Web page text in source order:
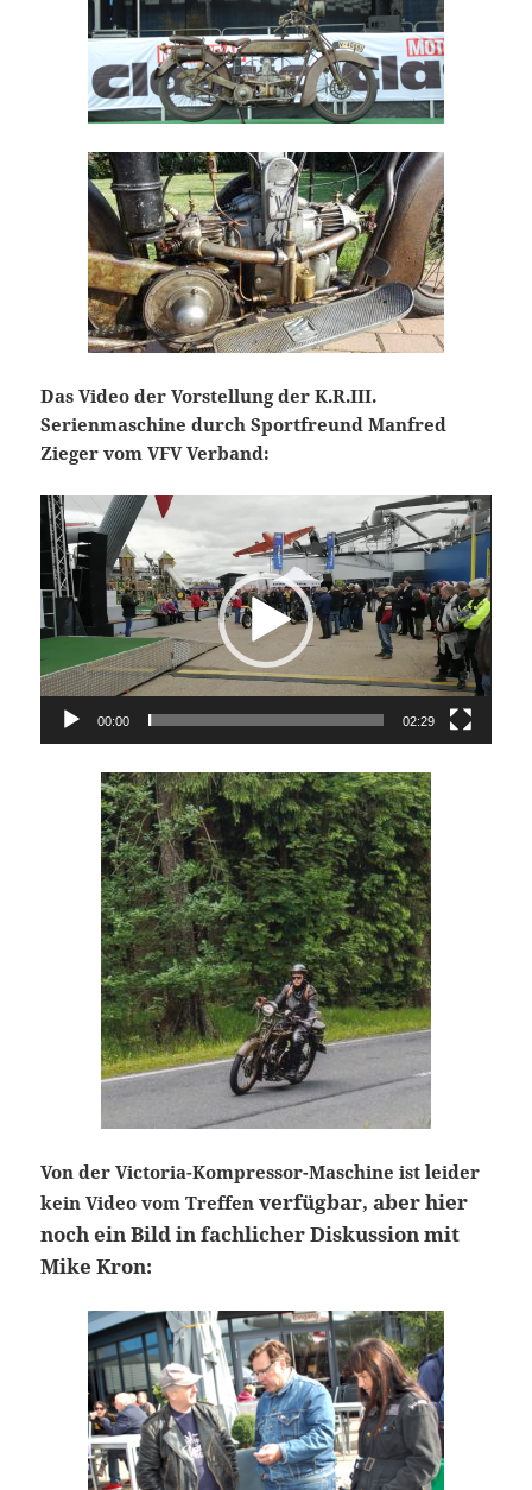
Das Video der Vorstellung der K.R.III.
Serienmaschine durch Sportfreund Manfred
Zieger vom VFV Verband:
Video-
Player
00:00 02:29
Von der Victoria-Kompressor-Maschine ist leider
kein Video vom Treffenverfügbar, aber hier
noch ein Bild in fachlicher Diskussion mit
Mike Kron: